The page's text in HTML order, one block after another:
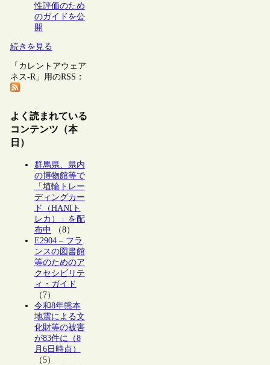
性評価のため
のガイドを公
開
続きを見る
「カレントアウェア
ネス-R」用のRSS：
よく読まれている
コンテンツ（本
日）
群馬県、県内
の博物館等で
「埴輪トレー
ディングカー
ド（HANIト
レカ）」を配
布中 （8）
E2904 – フラ
ンスの図書館
等のためのア
クセシビリテ
ィ・ガイド
（7）
令和8年熊本
地震による文
化財等の被害
が83件に（8
月6日時点）
（5）